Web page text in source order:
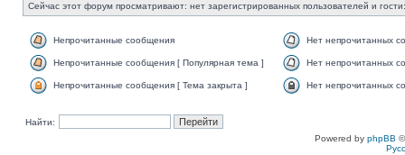
Сейчас этот форум просматривают: нет зарегистрированных пользователей и
Непрочитанные сообщения Нет непрочитанных
Непрочитанные сообщения [ Популярная тема ] Нет непрочитанных
Непрочитанные сообщения [ Тема закрыта ] Нет непрочитанных
Найти:
Powered by phpBB